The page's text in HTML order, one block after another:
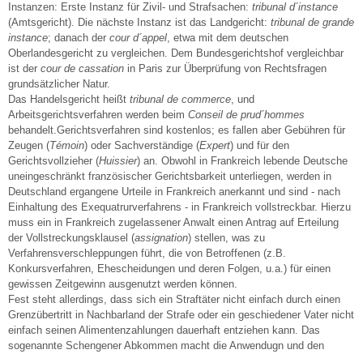
Instanzen: Erste Instanz für Zivil- und Strafsachen: tribunal d´instance
(Amtsgericht). Die nächste Instanz ist das Landgericht: tribunal de grande
instance; danach der cour d´appel, etwa mit dem deutschen
Oberlandesgericht zu vergleichen. Dem Bundesgerichtshof vergleichbar
ist der cour de cassation in Paris zur Überprüfung von Rechtsfragen
grundsätzlicher Natur.
Das Handelsgericht heißt tribunal de commerce, und
Arbeitsgerichtsverfahren werden beim Conseil de prud´hommes
behandelt.Gerichtsverfahren sind kostenlos; es fallen aber Gebühren für
Zeugen (Témoin) oder Sachverständige (Expert) und für den
Gerichtsvollzieher (Huissier) an. Obwohl in Frankreich lebende Deutsche
uneingeschränkt französischer Gerichtsbarkeit unterliegen, werden in
Deutschland ergangene Urteile in Frankreich anerkannt und sind - nach
Einhaltung des Exequatrurverfahrens - in Frankreich vollstreckbar. Hierzu
muss ein in Frankreich zugelassener Anwalt einen Antrag auf Erteilung
der Vollstreckungsklausel (assignation) stellen, was zu
Verfahrensverschleppungen führt, die von Betroffenen (z.B.
Konkursverfahren, Ehescheidungen und deren Folgen, u.a.) für einen
gewissen Zeitgewinn ausgenutzt werden können.
Fest steht allerdings, dass sich ein Straftäter nicht einfach durch einen
Grenzübertritt in Nachbarland der Strafe oder ein geschiedener Vater nicht
einfach seinen Alimentenzahlungen dauerhaft entziehen kann. Das
sogenannte Schengener Abkommen macht die Anwendugn und den